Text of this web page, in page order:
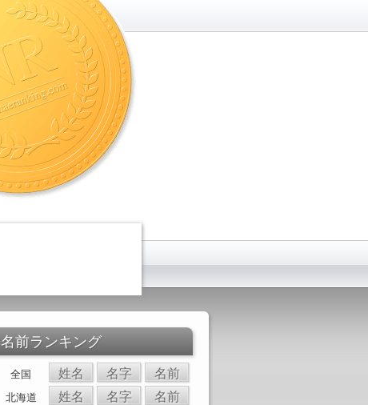
名前ランキング
全国 姓名 名字 名前
北海道 姓名 名字 名前